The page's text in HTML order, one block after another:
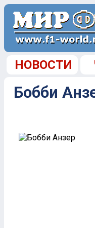
НОВОСТИ
Бобби